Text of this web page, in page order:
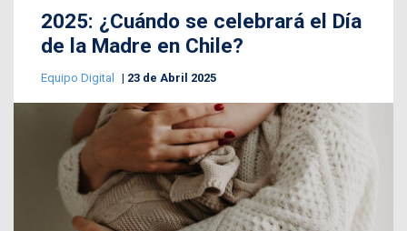
2025: ¿Cuándo se celebrará el Día
de la Madre en Chile?
Equipo Digital 23 de Abril 2025